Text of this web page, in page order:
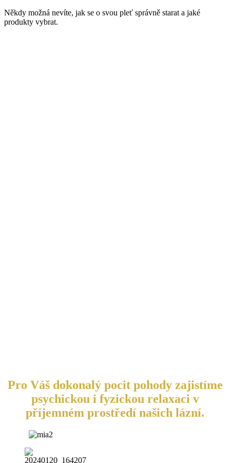
Někdy možná nevíte, jak se o svou pleť správně starat a jaké
produkty vybrat.
Pro Váš dokonalý pocit pohody zajistíme
psychickou i fyzickou relaxaci v
příjemném prostředí našich lázní.